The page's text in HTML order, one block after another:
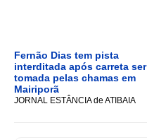
Fernão Dias tem pista
interditada após carreta ser
tomada pelas chamas em
Mairiporã
JORNAL ESTÂNCIA de ATIBAIA